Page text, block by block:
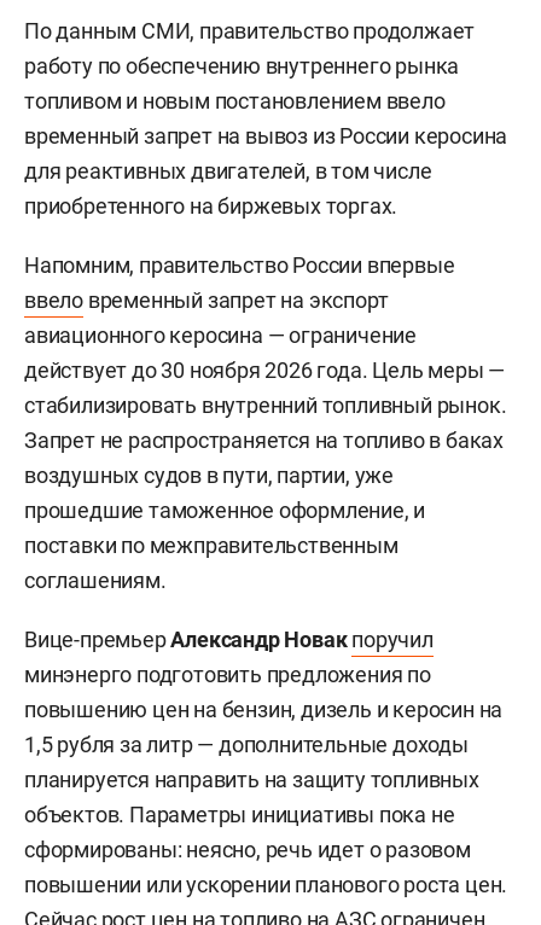
По данным СМИ, правительство продолжает
работу по обеспечению внутреннего рынка
топливом и новым постановлением ввело
временный запрет на вывоз из России керосина
для реактивных двигателей, в том числе
приобретенного на биржевых торгах.
Напомним, правительство России впервые
ввело временный запрет на экспорт
авиационного керосина — ограничение
действует до 30 ноября 2026 года. Цель меры —
стабилизировать внутренний топливный рынок.
Запрет не распространяется на топливо в баках
воздушных судов в пути, партии, уже
прошедшие таможенное оформление, и
поставки по межправительственным
соглашениям.
Вице-премьерАлександр Новак поручил
минэнерго подготовить предложения по
повышению цен на бензин, дизель и керосин на
1,5 рубля за литр — дополнительные доходы
планируется направить на защиту топливных
объектов. Параметры инициативы пока не
сформированы: неясно, речь идет о разовом
повышении или ускорении планового роста цен.
Сейчас рост цен на топливо на АЗС ограничен